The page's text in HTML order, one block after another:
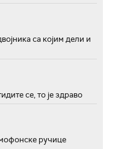
са којим дели и
се, то је здраво
ручице